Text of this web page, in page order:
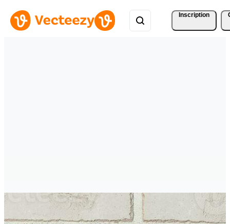
Inscription